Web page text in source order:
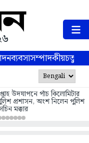
ব্যবসাসম্পাদকীয়
উদযাপনে পাঁচ কিলোমিটার
প্রশাসন, অংশ নিলেন পুলিশ
মক্কার